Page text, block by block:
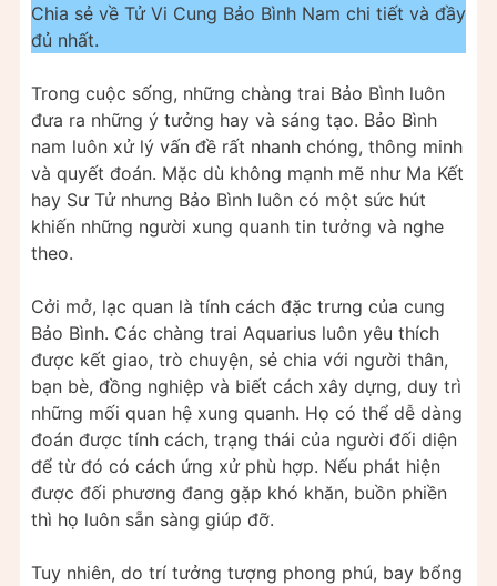
Chia sẻ về Tử Vi Cung Bảo Bình Nam chi tiết và đầy
đủ nhất.
Trong cuộc sống, những chàng trai Bảo Bình luôn
đưa ra những ý tưởng hay và sáng tạo. Bảo Bình
nam luôn xử lý vấn đề rất nhanh chóng, thông minh
và quyết đoán. Mặc dù không mạnh mẽ như Ma Kết
hay Sư Tử nhưng Bảo Bình luôn có một sức hút
khiến những người xung quanh tin tưởng và nghe
theo.
Cởi mở, lạc quan là tính cách đặc trưng của cung
Bảo Bình. Các chàng trai Aquarius luôn yêu thích
được kết giao, trò chuyện, sẻ chia với người thân,
bạn bè, đồng nghiệp và biết cách xây dựng, duy trì
những mối quan hệ xung quanh. Họ có thể dễ dàng
đoán được tính cách, trạng thái của người đối diện
để từ đó có cách ứng xử phù hợp. Nếu phát hiện
được đối phương đang gặp khó khăn, buồn phiền
thì họ luôn sẵn sàng giúp đỡ.
Tuy nhiên, do trí tưởng tượng phong phú, bay bổng